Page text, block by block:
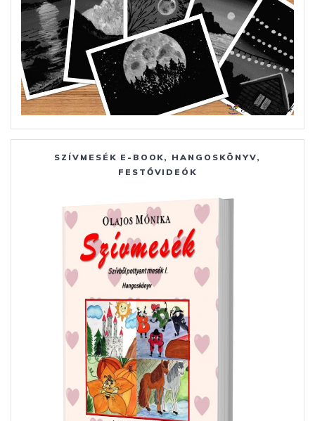
SZÍVMESÉK E-BOOK, HANGOSKÖNYV,
FESTŐVIDEÓK